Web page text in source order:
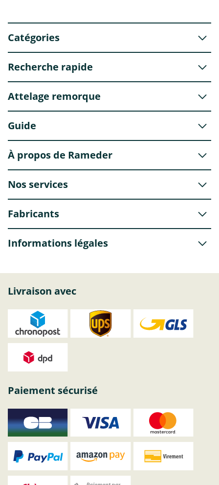
Catégories
Recherche rapide
Attelage remorque
Guide
À propos de Rameder
Nos services
Fabricants
Informations légales
Livraison avec
Paiement sécurisé